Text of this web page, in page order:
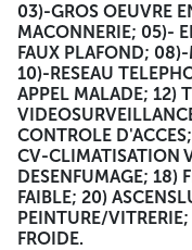
03)-GROS OEUVRE
MACONNERIE; 05)-
FAUX PLAFOND;
10)-RESEAU
APPEL MALADE; 12)
CONTROLE
CV-CLIMATISATION
DESENFUMAGE; 18)
FAIBLE; 20)
PEINTURE/
FROIDE.